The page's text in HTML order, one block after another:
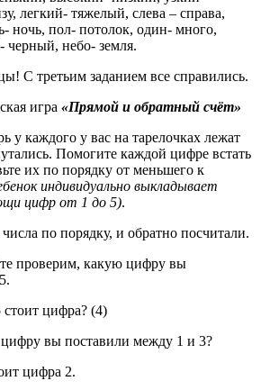
легкий- тяжелый, слева – справа,
ночь, пол- потолок, один- много,
черный, небо- земля.
С третьим заданием все справились.
игра «Прямой и обратный счёт»
у каждого у вас на тарелочках лежат
Помогите каждой цифре встать
их по порядку от меньшего к
индивидуально выкладывает
цифр от 1 до 5).
по порядку, и обратно посчитали.
проверим, какую цифру вы
цифра? (4)
вы поставили между 1 и 3?
цифра 2.